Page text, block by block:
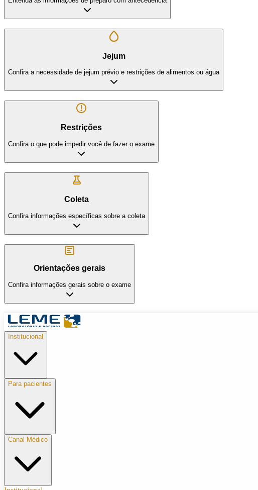
Jejum
Confira a necessidade de jejum prévio e restrições de alimentos ou água
Restrições
Confira o que pode impedir você de fazer o exame
Coleta
Confira informações específicas sobre a coleta
Orientações gerais
Confira informações gerais sobre o exame
Institucional
Para pacientes
Canal Médico